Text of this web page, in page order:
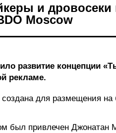
и дровосеки
Moscow
развитие концепции
рекламе.
для размещения
был привлечен Джонатан